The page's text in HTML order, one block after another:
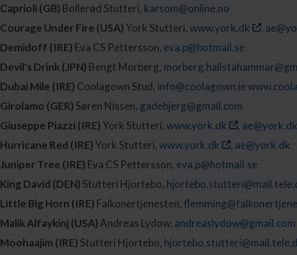
Caprioli (GB) Bollerød Stutteri, karsom@online.no
Courage Under Fire (USA) York Stutteri,www.york.dk ,
Demidoff (IRE) Eva CS Pettersson, eva.p@hotmail.se
Devil's Drink (JPN) Bengt Morberg,
Dubai Mile (IRE) Coolagown Stud, info@coolagown.ie
Girolamo (GER) Søren Nissen, gadebjerg@gmail.com
Giuseppe Piazzi (IRE) York Stutteri,www.york.dk , ae@york.dk
Hurricane Red (IRE) York Stutteri,www.york.dk , ae@york.dk
Juniper Tree (IRE) Eva CS Pettersson, eva.p@hotmail.se
King David (DEN) Stutteri Hjortebo,
Little Big Horn (IRE) Falkonertjenesten,
Malik Alfaykinj (USA) Andreas Lydow, andreaslydow@gmail.com
Moohaajim (IRE) Stutteri Hjortebo,